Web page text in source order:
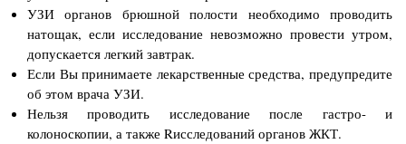
УЗИ органов брюшной полости необходимо проводить
натощак, если исследование невозможно провести утром,
допускается легкий завтрак.
Если Вы принимаете лекарственные средства, предупредите
об этом врача УЗИ.
Нельзя проводить исследование после гастро- и
колоноскопии, а также Rисследований органов ЖКТ.